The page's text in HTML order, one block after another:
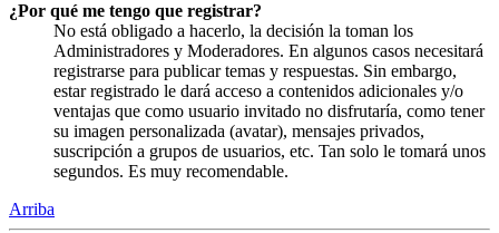
¿Por qué me tengo que registrar?
No está obligado a hacerlo, la decisión la toman los
Administradores y Moderadores. En algunos casos necesitará
registrarse para publicar temas y respuestas. Sin embargo,
estar registrado le dará acceso a contenidos adicionales y/o
ventajas que como usuario invitado no disfrutaría, como tener
su imagen personalizada (avatar), mensajes privados,
suscripción a grupos de usuarios, etc. Tan solo le tomará unos
segundos. Es muy recomendable.
Arriba